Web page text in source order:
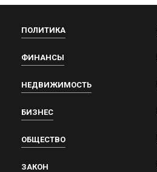
ПОЛИТИКА
ФИНАНСЫ
НЕДВИЖИМОСТЬ
БИЗНЕС
ОБЩЕСТВО
ЗАКОН